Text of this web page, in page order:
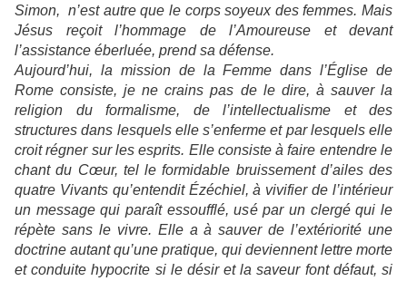
Simon, n’est autre que le corps soyeux des femmes. Mais
Jésus reçoit l’hommage de l’Amoureuse et devant
l’assistance éberluée, prend sa défense.
Aujourd’hui, la mission de la Femme dans l’Église de
Rome consiste, je ne crains pas de le dire, à sauver la
religion du formalisme, de l’intellectualisme et des
structures dans lesquels elle s’enferme et par lesquels elle
croit régner sur les esprits. Elle consiste à faire entendre le
chant du Cœur, tel le formidable bruissement d’ailes des
quatre Vivants qu’entendit Ézéchiel, à vivifier de l’intérieur
un message qui paraît essoufflé, usé par un clergé qui le
répète sans le vivre. Elle a à sauver de l’extériorité une
doctrine autant qu’une pratique, qui deviennent lettre morte
et conduite hypocrite si le désir et la saveur font défaut, si